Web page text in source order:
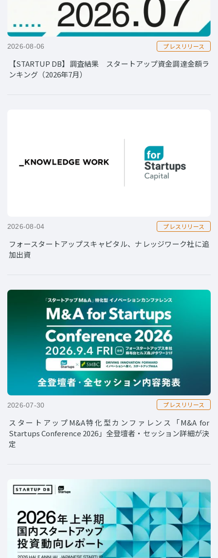
2026-08-06 プレスリリース
【STARTUP DB】調査結果 スタートアップ資金調達金額ラ
ンキング（2026年7月）
2026-08-04 プレスリリース
フォースタートアップスキャピタル、ナレッジワーク社に追
加出資
2026-07-30 プレスリリース
スタートアップM&A特化型カンファレンス「M&A for
Startups Conference 2026」全登壇者・セッション詳細が決
定